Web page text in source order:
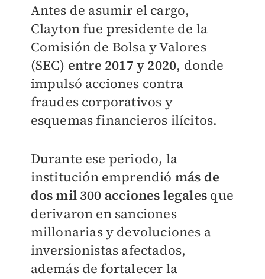
Antes de asumir el cargo,
Clayton fue presidente de la
Comisión de Bolsa y Valores
(SEC) entre 2017 y 2020, donde
impulsó acciones contra
fraudes corporativos y
esquemas financieros ilícitos.
Durante ese periodo, la
institución emprendió más de
dos mil 300 acciones legales que
derivaron en sanciones
millonarias y devoluciones a
inversionistas afectados,
además de fortalecer la